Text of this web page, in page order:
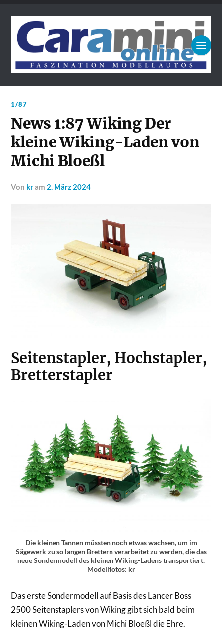
1/87
News 1:87 Wiking Der
kleine Wiking-Laden von
Michi Bloeßl
von kram 2. März 2024
Seitenstapler, Hochstapler,
Bretterstapler
Die kleinen Tannen müssten noch etwas wachsen, um im
Sägewerk zu so langen Brettern verarbeitet zu werden, die das
neue Sondermodell des kleinen Wiking-Ladens transportiert.
Modellfotos: kr
Das erste Sondermodell auf Basis des Lancer Boss
2500 Seitenstaplers von Wiking gibt sich bald beim
kleinen Wiking-Laden von Michi Bloeßl die Ehre.